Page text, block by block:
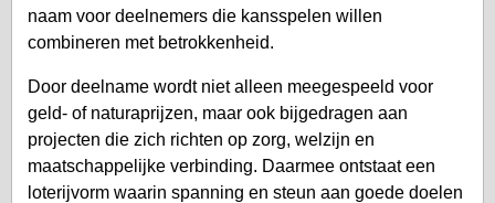
naam voor deelnemers die kansspelen willen
combineren met betrokkenheid.
Door deelname wordt niet alleen meegespeeld voor
geld- of naturaprijzen, maar ook bijgedragen aan
projecten die zich richten op zorg, welzijn en
maatschappelijke verbinding. Daarmee ontstaat een
loterijvorm waarin spanning en steun aan goede doelen